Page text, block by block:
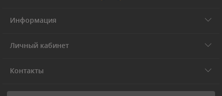
Информация
Личный кабинет
Контакты